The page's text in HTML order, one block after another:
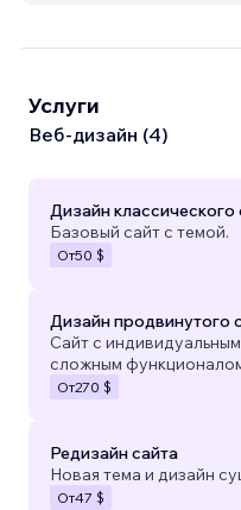
Услуги
Веб-дизайн (4)
Дизайн классического
Базовый сайт с темой.
От50 $
Дизайн продвинутого
Сайт с
сложным
От270 $
Редизайн сайта
Новая тема и дизайн
От47 $